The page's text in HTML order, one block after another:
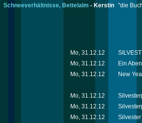
Schneeverhältnisse, Bettelalm - Kerstin "die
Mo, 31.12.12
Mo, 31.12.12
Ein
Mo, 31.12.12
New
Mo, 31.12.12
Mo, 31.12.12
Mo, 31.12.12